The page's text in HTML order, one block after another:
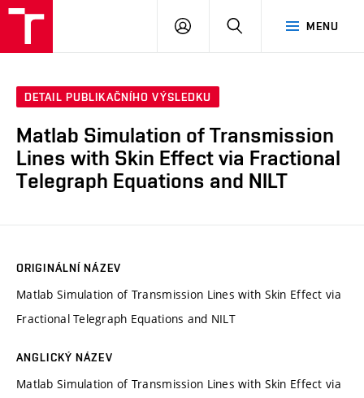
MENU
PŘIHLÁSIT
DETAIL PUBLIKAČNÍHO VÝSLEDKU
Matlab Simulation of Transmission
Lines with Skin Effect via Fractional
Telegraph Equations and NILT
ORIGINÁLNÍ NÁZEV
Matlab Simulation of Transmission Lines with Skin Effect via
Fractional Telegraph Equations and NILT
ANGLICKÝ NÁZEV
Matlab Simulation of Transmission Lines with Skin Effect via